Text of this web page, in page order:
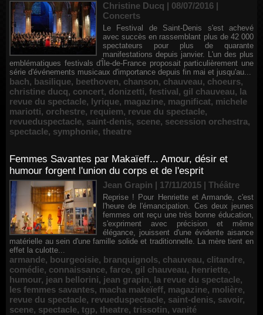
Christine Ducq | 08/07/2016 |
Concerts
Le Festival de Saint-Denis s'est achevé
avec succès en rassemblant plus de 42 000
spectateurs pour plus de quarante
manifestations depuis janvier. L'un des plus
emblématiques festivals d'Île-de-France proposait particulièrement une
série d'événements musicaux d'importance depuis fin mai et jusqu'au...
bach, basilique, beethoven, chanson, chauveau, choeurs,
christine ducq, concert, donizetti, festival, gil chauveau, la
revue du spectacle, lyrique, magazine, magnificat, michele
mariotti, orchestre, requiem, revue du spectacle,
revueduspectacle, saint-denis, scene, secession orchestra,
spectacle, symphonie, theatre
Femmes Savantes par Makaïeff... Amour, désir et
humour forgent l'union du corps et de l'esprit
Jean Grapin | 17/11/2015 | Théâtre
Reprise ! Pour Henriette et Armande, c'est
l'heure de l'émancipation. Ces deux jeunes
femmes ont reçu une très bonne éducation,
s'expriment avec précision et même
élégance, jouissent d'une évidente aisance
matérielle au sein d'une famille solide et traditionnelle. La mère tient en
effet la culotte...
armande, bourgeoisie, branquignols, chauveau, clitandre,
comédie, connaissance, farce, gil chauveau, henriette,
humour, jean bellorini, jean grapin, la revue du spectacle,
les femmes savantes, macha makeïeff, magazine, molière,
revue du spectacle, revueduspectacle, saint-denis, savoir,
scene, spectacle, tgp, theatre, trissotin, vanité